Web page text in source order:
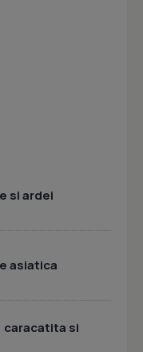
si ardei
asiatica
caracatita si